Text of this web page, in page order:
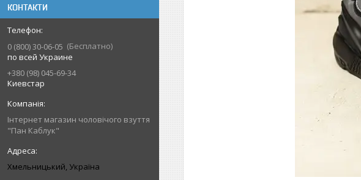
КОНТАКТИ
0 (800) 30-06-05
Бесплатно
по всей Украине
+380 (98) 045-69-34
Киевстар
Інтернет магазин чоловічого взуття
"Пан Каблук"
Хмельницький, Україна